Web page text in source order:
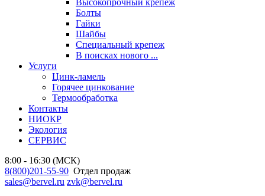
Высокопрочный крепеж
Болты
Гайки
Шайбы
Специальный крепеж
В поисках нового ...
Услуги
Цинк-ламель
Горячее цинкование
Термообработка
Контакты
НИОКР
Экология
СЕРВИС
8:00 - 16:30 (МСК)
8(800)201-55-90 Отдел продаж
sales@bervel.ru zvk@bervel.ru